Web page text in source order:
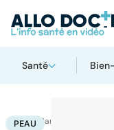
Santé
Accueil Santé
PEAU